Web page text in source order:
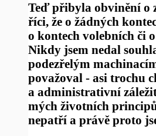
Teď přibyla obvinění o
říci, že o žádných
o kontech volebních či
Nikdy jsem nedal
podezřelým
považoval - asi trochu
a administrativní
mých životních
nepatří a právě proto